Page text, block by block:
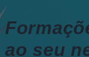
ao seu